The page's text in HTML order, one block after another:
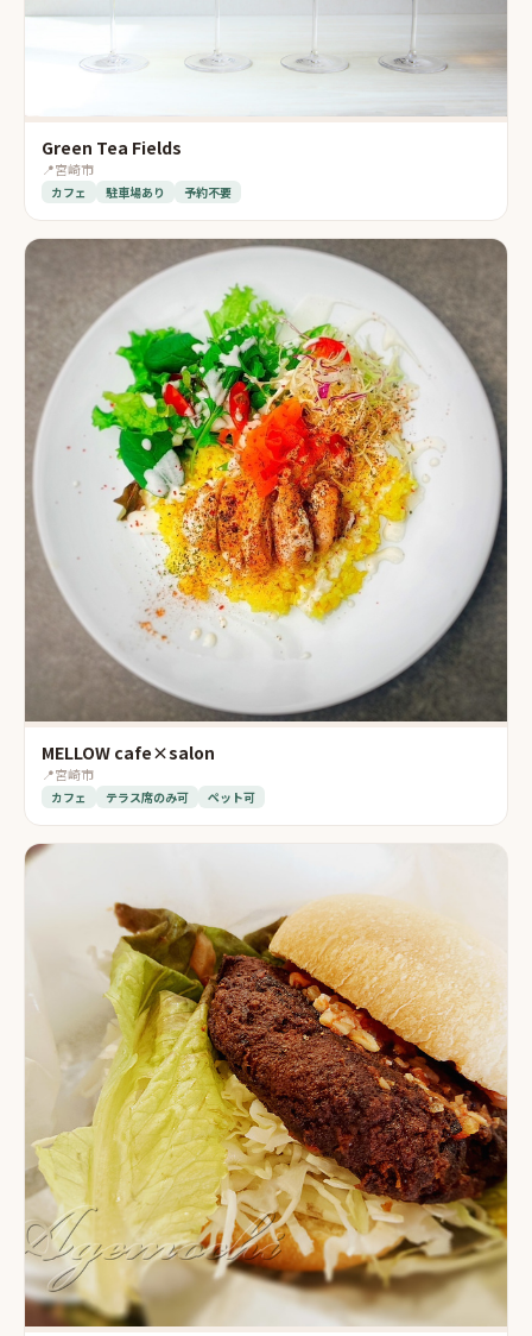
Green Tea Fields
📍宮崎市
カフェ 駐車場あり 予約不要
MELLOW cafe×salon
📍宮崎市
カフェ テラス席のみ可 ペット可